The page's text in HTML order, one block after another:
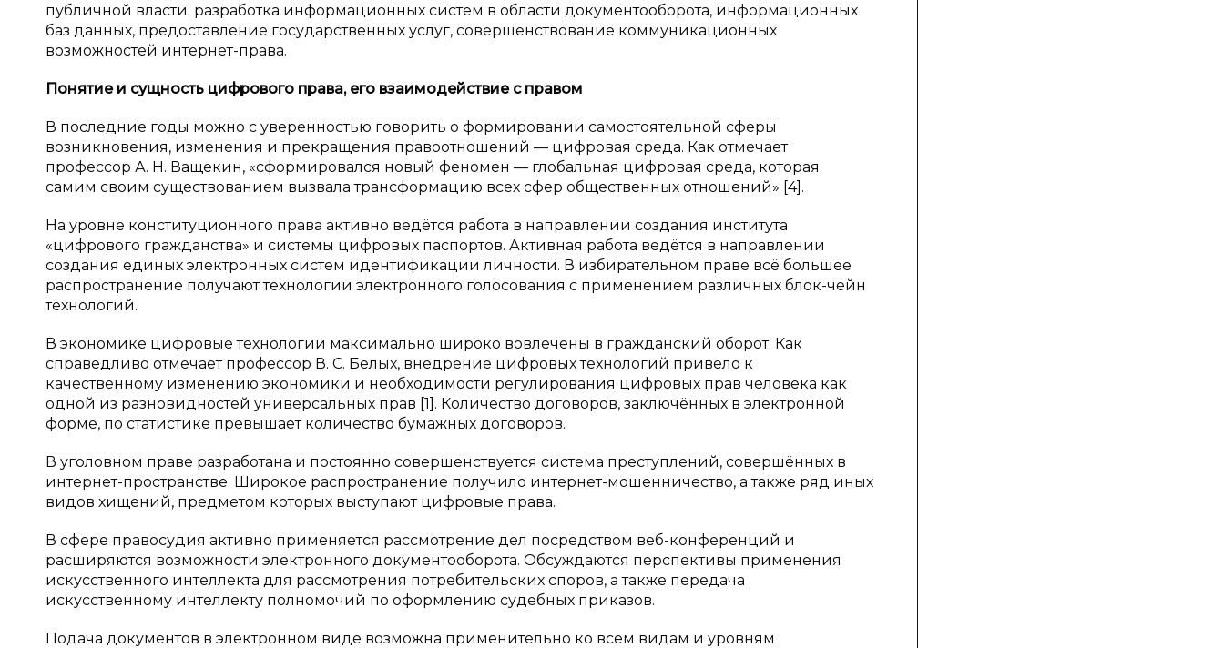
публичной власти: разработка информационных систем в области документооборота, информационных
баз данных, предоставление государственных услуг, совершенствование коммуникационных
возможностей интернет-права.
Понятие и сущность цифрового права, его взаимодействие с правом
В последние годы можно с уверенностью говорить о формировании самостоятельной сферы
возникновения, изменения и прекращения правоотношений — цифровая среда. Как отмечает
профессор А. Н. Ващекин, «сформировался новый феномен — глобальная цифровая среда, которая
самим своим существованием вызвала трансформацию всех сфер общественных отношений» [4].
На уровне конституционного права активно ведётся работа в направлении создания института
«цифрового гражданства» и системы цифровых паспортов. Активная работа ведётся в направлении
создания единых электронных систем идентификации личности. В избирательном праве всё большее
распространение получают технологии электронного голосования с применением различных блок-чейн
технологий.
В экономике цифровые технологии максимально широко вовлечены в гражданский оборот. Как
справедливо отмечает профессор В. С. Белых, внедрение цифровых технологий привело к
качественному изменению экономики и необходимости регулирования цифровых прав человека как
одной из разновидностей универсальных прав [1]. Количество договоров, заключённых в электронной
форме, по статистике превышает количество бумажных договоров.
В уголовном праве разработана и постоянно совершенствуется система преступлений, совершённых в
интернет-пространстве. Широкое распространение получило интернет-мошенничество, а также ряд иных
видов хищений, предметом которых выступают цифровые права.
В сфере правосудия активно применяется рассмотрение дел посредством веб-конференций и
расширяются возможности электронного документооборота. Обсуждаются перспективы применения
искусственного интеллекта для рассмотрения потребительских споров, а также передача
искусственному интеллекту полномочий по оформлению судебных приказов.
Подача документов в электронном виде возможна применительно ко всем видам и уровням